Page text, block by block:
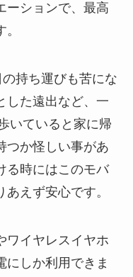
ーションで、最高
持ち運びも苦にな
した遠出など、一
いていると家に帰
つか怪しい事があ
る時にはこのモバ
えず安心です。
ワイヤレスイヤホ
にしか利用できま